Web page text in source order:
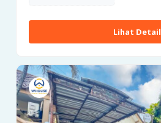
Lihat Detail